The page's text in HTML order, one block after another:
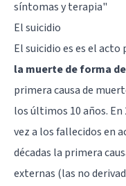
síntomas y terapia"
El suicidio
El suicidio es es el acto
la muerte de forma
primera causa de
los últimos 10 años.
vez a los fallecidos en
décadas la primera
externas (las no